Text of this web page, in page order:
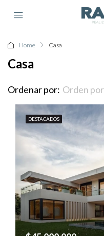
Home Casa
Casa
Ordenar por: Orden
DESTACADOS